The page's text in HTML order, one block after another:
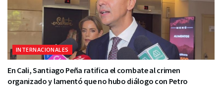
INTERNACIONALES
En Cali, Santiago Peña ratifica el combate al crimen
organizado y lamentó que no hubo diálogo con Petro